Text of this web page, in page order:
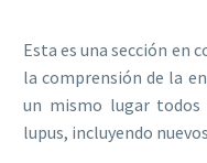
Esta es una sección en
la comprensión de la
un mismo lugar
lupus, incluyendo